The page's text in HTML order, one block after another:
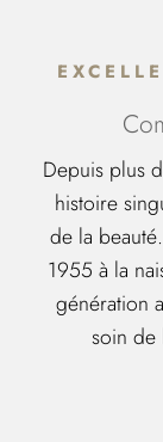
Depuis plus
histoire
de la
1955 à la
génération
soin de